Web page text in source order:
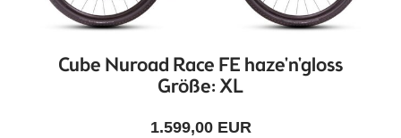
Cube Nuroad Race FE haze'n'gloss
Größe: XL
1.599,00 EUR